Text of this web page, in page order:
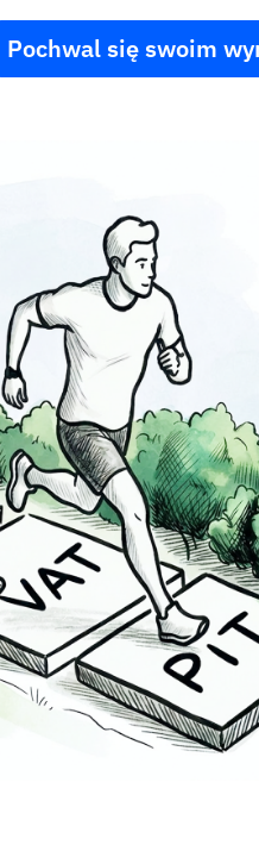
Pochwal się swoim